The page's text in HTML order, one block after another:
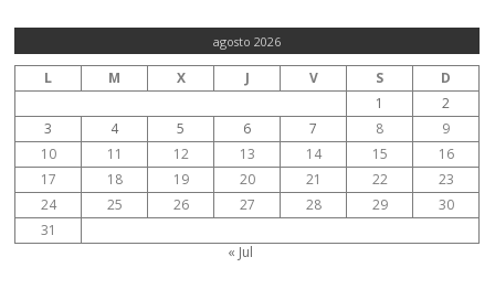
agosto 2026
L M X J V S
D
1
2
3
4 5 6 7 8
9
10
11 12 13 14 15
16
17
18 19 20 21 22
23
24
25 26 27 28 29
30
31
« Jul